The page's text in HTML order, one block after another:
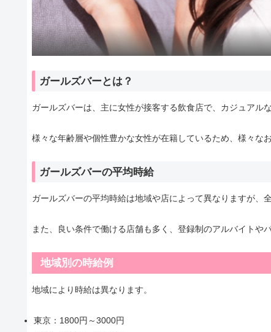
ガールズバーとは？
ガールズバーは、主に女性が接客する飲食店で、カジュアル
様々な年齢層や個性豊かな女性が在籍しているため、様々な
ガールズバーの平均時給
ガールズバーの平均時給は地域や店によって異なりますが、
また、良い条件で働ける店舗も多く、登録制のアルバイトや
地域別の時給例
地域により時給は異なります。
東京：1800円～3000円